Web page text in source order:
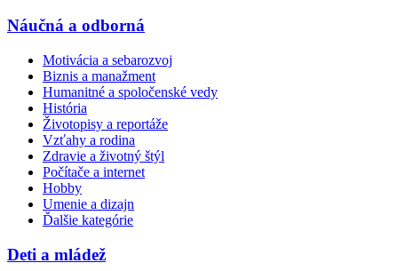
Náučná a odborná
Motivácia a sebarozvoj
Biznis a manažment
Humanitné a spoločenské vedy
História
Životopisy a reportáže
Vzťahy a rodina
Zdravie a životný štýl
Počítače a internet
Hobby
Umenie a dizajn
Ďalšie kategórie
Deti a mládež